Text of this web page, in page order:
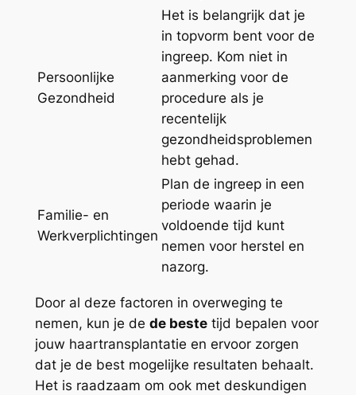
Persoonlijke
Gezondheid
Het is belangrijk dat je
in topvorm bent voor de
ingreep. Kom niet in
aanmerking voor de
procedure als je
recentelijk
gezondheidsproblemen
hebt gehad.
Familie- en
Werkverplichtingen
Plan de ingreep in een
periode waarin je
voldoende tijd kunt
nemen voor herstel en
nazorg.
Door al deze factoren in overweging te
nemen, kun je de de bestetijd bepalen voor
jouw haartransplantatie en ervoor zorgen
dat je de best mogelijke resultaten behaalt.
Het is raadzaam om ook met deskundigen